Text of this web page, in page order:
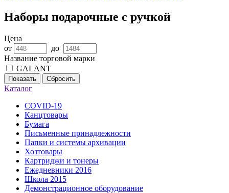
Наборы подарочные с ручкой
Цена
от
до
Название торговой марки
GALANT
Показать Сбросить
Каталог
COVID-19
Канцтовары
Бумага
Письменные принадлежности
Папки и системы архивации
Хозтовары
Картриджи и тонеры
Ежедневники 2016
Школа 2015
Демонстрационное оборудование